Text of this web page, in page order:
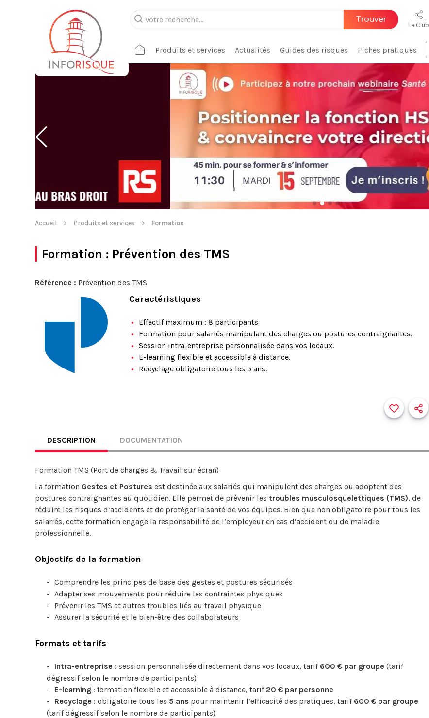
Trouver
Le Club
Produits et services Actualités Guides des risques Fiches pratiques
Accueil Produits et services Formation
Formation : Prévention des TMS
Référence : Prévention des TMS
Caractéristiques
Effectif maximum : 8 participants
Formation pour salariés manipulant des charges ou postures contraignantes.
Session intra-entreprise personnalisée dans vos locaux.
E-learning flexible et accessible à distance.
Recyclage obligatoire tous les 5 ans.
DESCRIPTION DOCUMENTATION
Formation TMS (Port de charges & Travail sur écran)
La formation Gestes et Postures est destinée aux salariés qui manipulent des charges ou adoptent des
postures contraignantes au quotidien. Elle permet de prévenir les troubles musculosquelettiques (TMS), de
réduire les risques d’accidents et de protéger la santé de vos équipes. Bien que non obligatoire pour tous les
salariés, cette formation engage la responsabilité de l’employeur en cas d’accident ou de maladie
professionnelle.
Objectifs de la formation
Comprendre les principes de base des gestes et postures sécurisés
Adapter ses mouvements pour réduire les contraintes physiques
Prévenir les TMS et autres troubles liés au travail physique
Assurer la sécurité et le bien-être des collaborateurs
Formats et tarifs
Intra-entreprise : session personnalisée directement dans vos locaux, tarif 600 € par groupe (tarif
dégressif selon le nombre de participants)
E-learning : formation flexible et accessible à distance, tarif 20 € par personne
Recyclage : obligatoire tous les 5 ans pour maintenir l’efficacité des pratiques, tarif 600 € par groupe
(tarif dégressif selon le nombre de participants)